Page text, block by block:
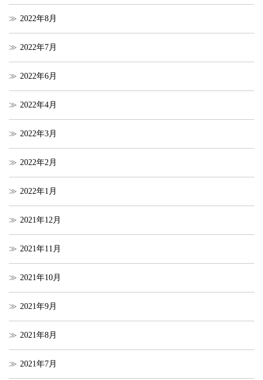
2022年8月
2022年7月
2022年6月
2022年4月
2022年3月
2022年2月
2022年1月
2021年12月
2021年11月
2021年10月
2021年9月
2021年8月
2021年7月